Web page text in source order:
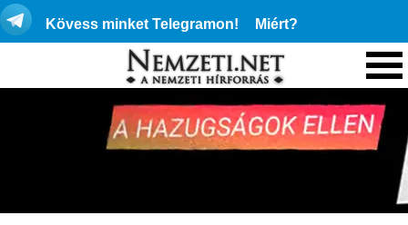
Kövess minket Telegramon! Miért?